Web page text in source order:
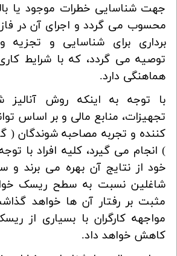
جهت شناسایی خطرات موجود یا
محسوب می گردد و اجرای آن در فاز
برداری برای شناسایی و تجزیه و
توصیه می گردد، که با شرایط
هماهنگی دارد.
با توجه به اینکه روش آنالیز
تجهیزات، منابع مالی و بر اساس
کننده و تجربه مصاحبه شوندگان (
) انجام می گیرد، کلیه افراد با
خود از نتایج آن بهره می برند
شاغلین نسبت به سطح ریسک
مثبت بر رفتار آن ها خواهد
مواجهه کارگران با بسیاری از
کاهش خواهد داد.